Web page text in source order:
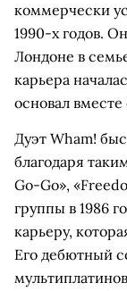
коммерчески
1990-х годов.
Лондоне в
карьера
основал
Дуэт Wham!
благодаря
Go-Go»,
группы в 1986
карьеру,
Его дебютный